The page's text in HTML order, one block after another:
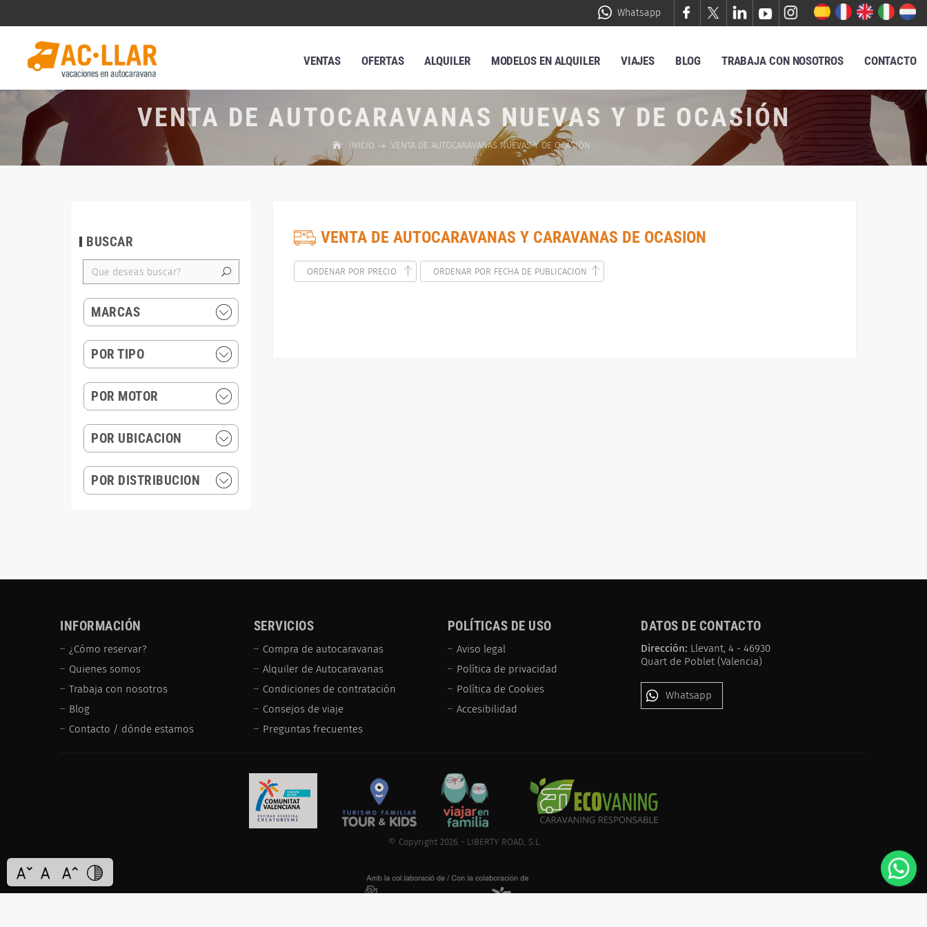
Whatsapp
VENTAS OFERTAS ALQUILER MODELOS EN ALQUILER VIAJES BLOG TRABAJA CON NOSOTROS CONTACTO
VENTA DE AUTOCARAVANAS NUEVAS Y DE OCASIÓN
INICIO VENTA DE AUTOCARAVANAS NUEVAS Y DE OCASIÓN
BUSCAR
MARCAS
POR TIPO
POR MOTOR
POR UBICACION
POR DISTRIBUCION
VENTA DE AUTOCARAVANAS Y CARAVANAS DE OCASION
ORDENAR POR PRECIO ORDENAR POR FECHA DE PUBLICACION
INFORMACIÓN
¿Cómo reservar?
Quienes somos
Trabaja con nosotros
Blog
Contacto / dónde estamos
SERVICIOS
Compra de autocaravanas
Alquiler de Autocaravanas
Condiciones de contratación
Consejos de viaje
Preguntas frecuentes
POLÍTICAS DE USO
Aviso legal
Política de privacidad
Política de Cookies
Accesibilidad
DATOS DE CONTACTO
Dirección: Llevant, 4 - 46930
Quart de Poblet (Valencia)
Whatsapp
© Copyright 2026 - LIBERTY ROAD, S.L